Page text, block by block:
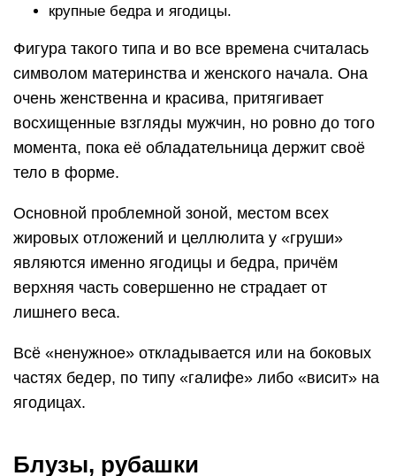
крупные бедра и ягодицы.
Фигура такого типа и во все времена считалась
символом материнства и женского начала. Она
очень женственна и красива, притягивает
восхищенные взгляды мужчин, но ровно до того
момента, пока её обладательница держит своё
тело в форме.
Основной проблемной зоной, местом всех
жировых отложений и целлюлита у «груши»
являются именно ягодицы и бедра, причём
верхняя часть совершенно не страдает от
лишнего веса.
Всё «ненужное» откладывается или на боковых
частях бедер, по типу «галифе» либо «висит» на
ягодицах.
Блузы, рубашки